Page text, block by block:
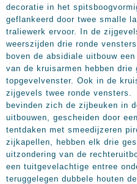
decoratie in het
geflankeerd door twee smalle
traliewerk ervoor. In de
weerszijden drie ronde
boven de absidiale uitbouw
van de kruisarmen hebben
topgevelvenster. Ook in de
zijgevels twee ronde
bevinden zich de zijbeuken in
uitbouwen, gescheiden door
tentdaken met smeedijzeren
zijkapellen, hebben elk drie
uitzondering van de
een tuitgevelachtige entree
teruggelegen dubbele houten